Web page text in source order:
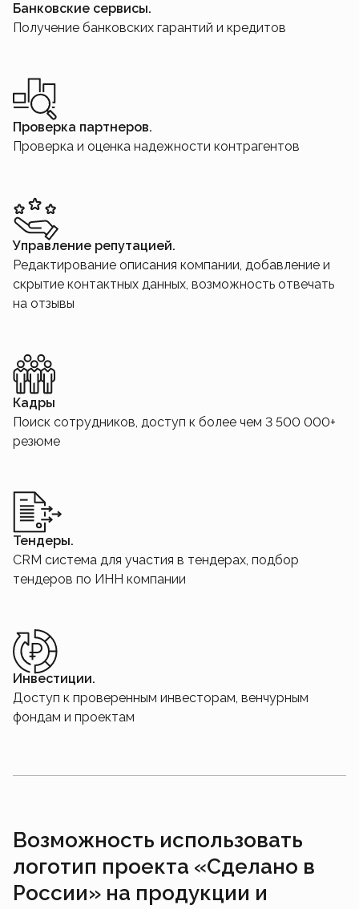
Банковские сервисы.
Получение банковских гарантий и кредитов
Проверка партнеров.
Проверка и оценка надежности контрагентов
Управление репутацией.
Редактирование описания компании, добавление и
скрытие контактных данных, возможность отвечать
на отзывы
Кадры
Поиск сотрудников, доступ к более чем 3 500 000+
резюме
Тендеры.
CRM система для участия в тендерах, подбор
тендеров по ИНН компании
Инвестиции.
Доступ к проверенным инвесторам, венчурным
фондам и проектам
Возможность использовать
логотип проекта «Сделано в
России» на продукции и